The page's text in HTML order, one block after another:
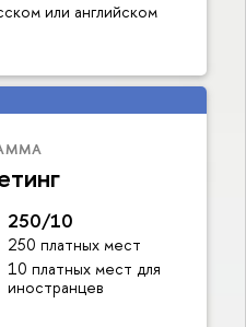
или английском
250/10
250 платных мест
10 платных мест для
иностранцев